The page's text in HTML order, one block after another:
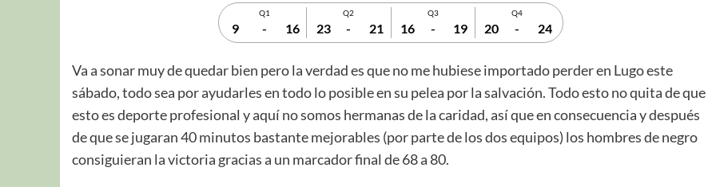
Q1
9 - 16
Q2
23 - 21
Q3
16 - 19
Q4
20 - 24
Va a sonar muy de quedar bien pero la verdad es que no me hubiese importado perder en Lugo este
sábado, todo sea por ayudarles en todo lo posible en su pelea por la salvación. Todo esto no quita de que
esto es deporte profesional y aquí no somos hermanas de la caridad, así que en consecuencia y después
de que se jugaran 40 minutos bastante mejorables (por parte de los dos equipos) los hombres de negro
consiguieran la victoria gracias a un marcador final de 68 a 80.